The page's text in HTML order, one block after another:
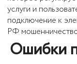
услуги и
подключение к
РФ
Ошибки